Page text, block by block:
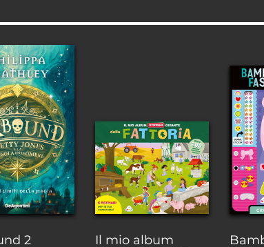
2
Il mio album